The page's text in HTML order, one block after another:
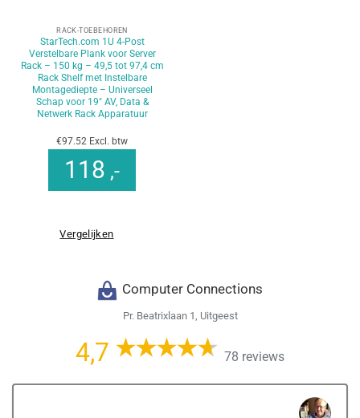
RACK-TOEBEHOREN
StarTech.com 1U 4-Post
Verstelbare Plank voor Server
Rack – 150 kg – 49,5 tot 97,4 cm
Rack Shelf met Instelbare
Montagediepte – Universeel
Schap voor 19″ AV, Data &
Netwerk Rack Apparatuur
€97.52 Excl. btw
118 ,-
Vergelijken
Computer Connections
Pr. Beatrixlaan 1, Uitgeest
4,7 78 reviews